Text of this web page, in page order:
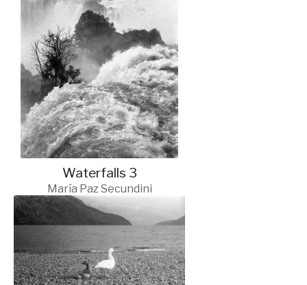
Waterfalls 3
María Paz Secundini